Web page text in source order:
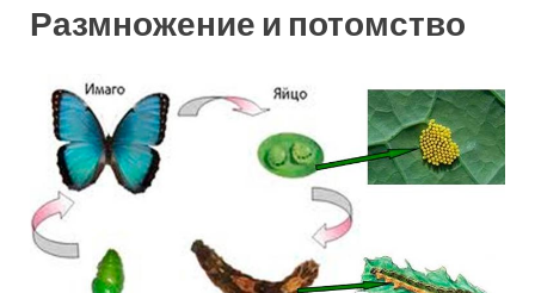
Размножение и потомство